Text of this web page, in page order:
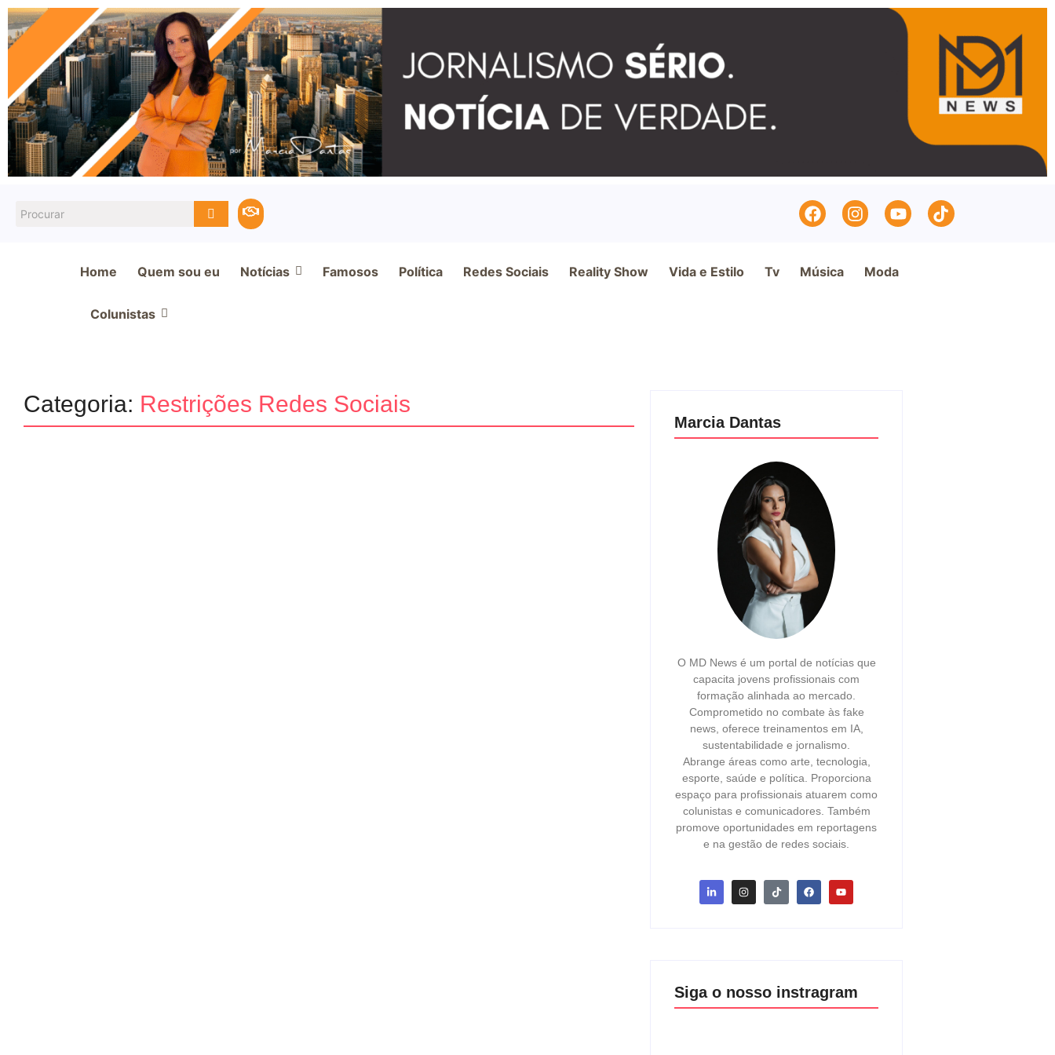
Home Quem sou eu Notícias Famosos Política Redes Sociais Reality Show Vida e Estilo Tv Música Moda
Colunistas
Categoria: Restrições Redes Sociais
Marcia Dantas
O MD News é um portal de notícias que
capacita jovens profissionais com
formação alinhada ao mercado.
Comprometido no combate às fake
news, oferece treinamentos em IA,
sustentabilidade e jornalismo.
Abrange áreas como arte, tecnologia,
esporte, saúde e política. Proporciona
espaço para profissionais atuarem como
colunistas e comunicadores. Também
promove oportunidades em reportagens
e na gestão de redes sociais.
Siga o nosso instragram